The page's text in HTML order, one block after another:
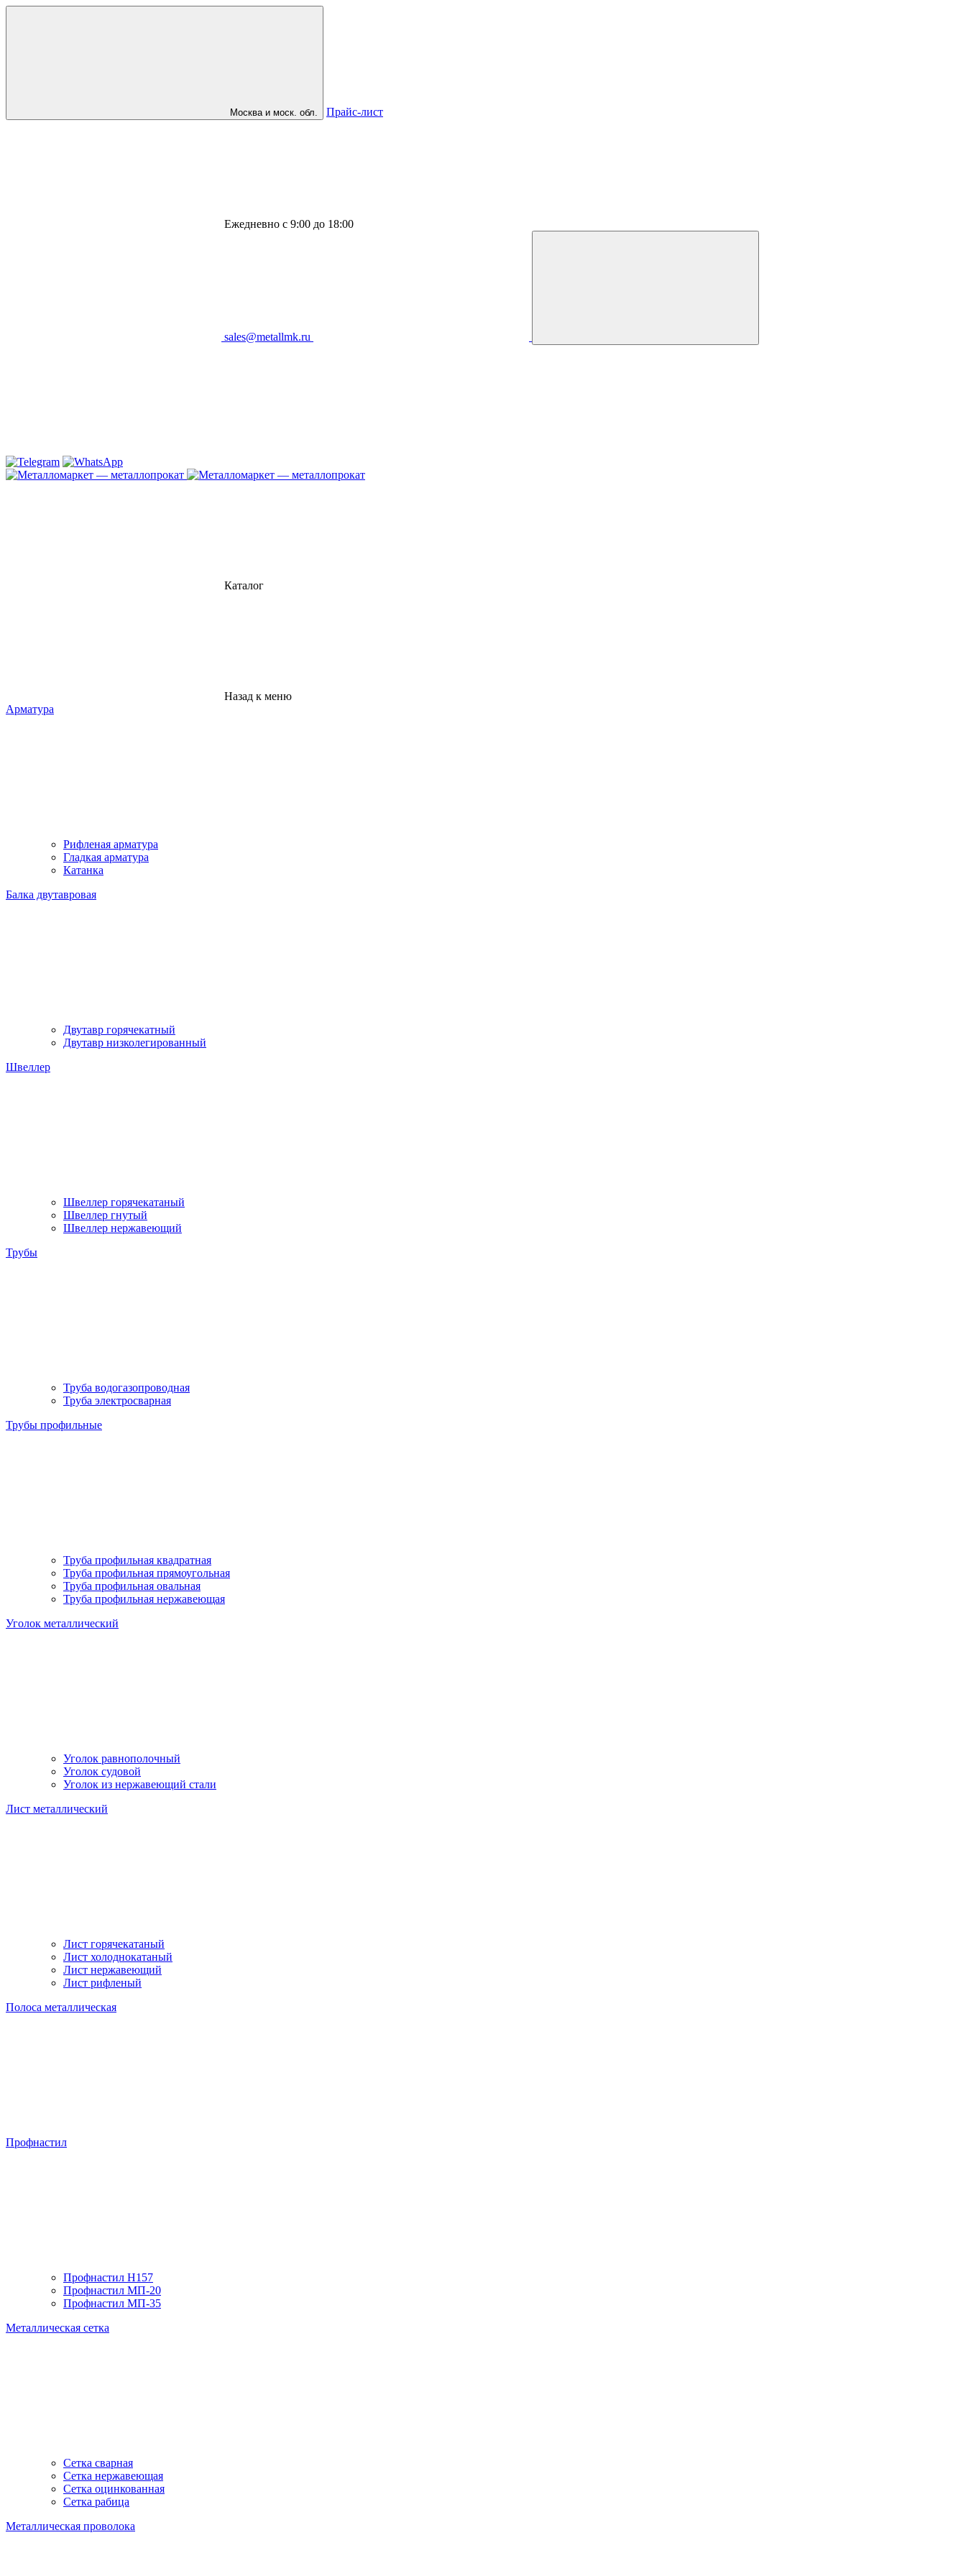
Москва и моск. обл. Прайс-лист
Ежедневно с 9:00 до 18:00
sales@metallmk.ru
Каталог
Назад к меню
Арматура
Рифленая арматура
Гладкая арматура
Катанка
Балка двутавровая
Двутавр горячекатный
Двутавр низколегированный
Швеллер
Швеллер горячекатаный
Швеллер гнутый
Швеллер нержавеющий
Трубы
Труба водогазопроводная
Труба электросварная
Трубы профильные
Труба профильная квадратная
Труба профильная прямоугольная
Труба профильная овальная
Труба профильная нержавеющая
Уголок металлический
Уголок равнополочный
Уголок судовой
Уголок из нержавеющий стали
Лист металлический
Лист горячекатаный
Лист холоднокатаный
Лист нержавеющий
Лист рифленый
Полоса металлическая
Профнастил
Профнастил H157
Профнастил МП-20
Профнастил МП-35
Металлическая сетка
Сетка сварная
Сетка нержавеющая
Сетка оцинкованная
Сетка рабица
Металлическая проволока